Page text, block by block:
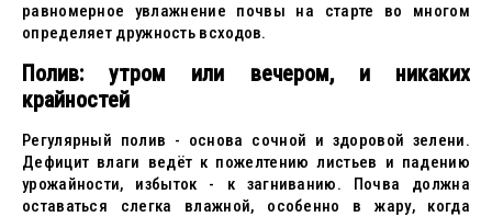
равномерное увлажнение почвы на старте во многом
определяет дружность всходов.
Полив: утром или вечером, и никаких
крайностей
Регулярный полив - основа сочной и здоровой зелени.
Дефицит влаги ведёт к пожелтению листьев и падению
урожайности, избыток - к загниванию. Почва должна
оставаться слегка влажной, особенно в жару, когда